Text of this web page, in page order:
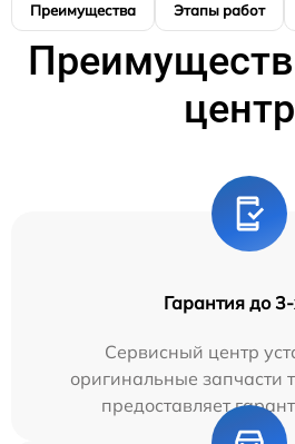
Преимущества Этапы работ
Гарантия до
Сервисный центр
оригинальные запчасти
предоставляет